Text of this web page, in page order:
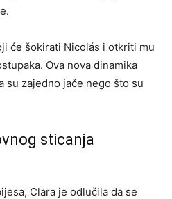
će šokirati Nicolás i otkriti mu
Ova nova dinamika
su zajedno jače nego što su
sticanja
Clara je odlučila da se